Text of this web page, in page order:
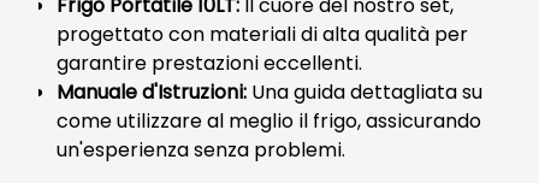
progettato con materiali di alta qualità per
garantire prestazioni eccellenti.
Manuale d'Istruzioni: Una guida dettagliata su
come utilizzare al meglio il frigo, assicurando
un'esperienza senza problemi.